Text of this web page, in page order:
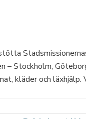
– Stockholm,
kläder och läxhjälp.